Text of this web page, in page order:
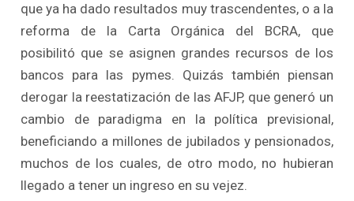
que ya ha dado resultados muy trascendentes, o a la
reforma de la Carta Orgánica del BCRA, que
posibilitó que se asignen grandes recursos de los
bancos para las pymes. Quizás también piensan
derogar la reestatización de las AFJP, que generó un
cambio de paradigma en la política previsional,
beneficiando a millones de jubilados y pensionados,
muchos de los cuales, de otro modo, no hubieran
llegado a tener un ingreso en su vejez.